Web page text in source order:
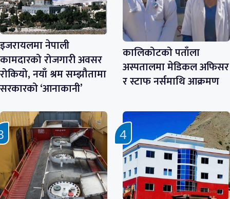
इजरायलमा नेपाली
कामदारको रोजगारी अवसर
रोकियो, नयाँ श्रम सम्झौतामा
सरकारको ‘आनाकानी’
कालिकोटको पताँला
अस्पतालमा मेडिकल अफिसर
र स्टाफ नर्समाथि आक्रमण